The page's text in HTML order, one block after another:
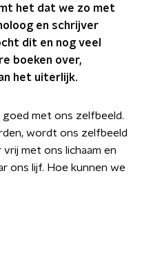
het dat we zo met
en schrijver
dit en nog veel
boeken over,
het uiterlijk.
met ons zelfbeeld.
wordt ons zelfbeeld
met ons lichaam en
ons lijf. Hoe kunnen we